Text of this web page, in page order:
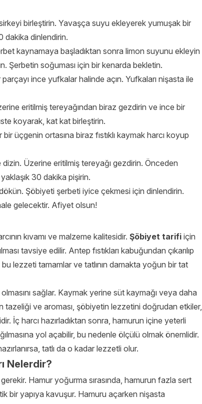
birleştirin. Yavaşça suyu ekleyerek yumuşak bir
dakika dinlendirin.
kaynamaya başladıktan sonra limon suyunu ekleyin
Şerbetin soğuması için bir kenarda bekletin.
ince yufkalar halinde açın. Yufkaları nişasta ile
eritilmiş tereyağından biraz gezdirin ve ince bir
koyarak, kat kat birleştirin.
üçgenin ortasına biraz fıstıklı kaymak harcı koyup
Üzerine eritilmiş tereyağı gezdirin. Önceden
yaklaşık 30 dakika pişirin.
Şöbiyeti şerbeti iyice çekmesi için dinlendirin.
gelecektir. Afiyet olsun!
kıvamı ve malzeme kalitesidir. Şöbiyet tarifi için
tavsiye edilir. Antep fıstıkları kabuğundan çıkarılıp
lezzeti tamamlar ve tatlının damakta yoğun bir tat
olmasını sağlar. Kaymak yerine süt kaymağı veya daha
tazeliği ve aroması, şöbiyetin lezzetini doğrudan etkiler,
İç harcı hazırladıktan sonra, hamurun içine yeterli
yol açabilir, bu nedenle ölçülü olmak önemlidir.
tatlı da o kadar lezzetli olur.
Nelerdir?
Hamur yoğurma sırasında, hamurun fazla sert
bir yapıya kavuşur. Hamuru açarken nişasta